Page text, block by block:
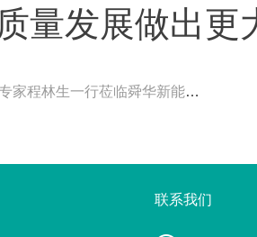
量发展做出更
程林生一行莅临舜华新能源考察指导
联系我们